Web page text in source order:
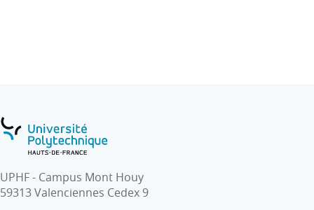
UPHF - Campus Mont Houy
59313 Valenciennes Cedex 9